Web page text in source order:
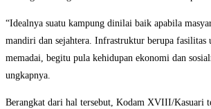
“Idealnya suatu kampung dinilai baik apabila
mandiri dan sejahtera. Infrastruktur berupa fasilitas
memadai, begitu pula kehidupan ekonomi dan
ungkapnya.
Berangkat dari hal tersebut, Kodam XVIII/Kasuari